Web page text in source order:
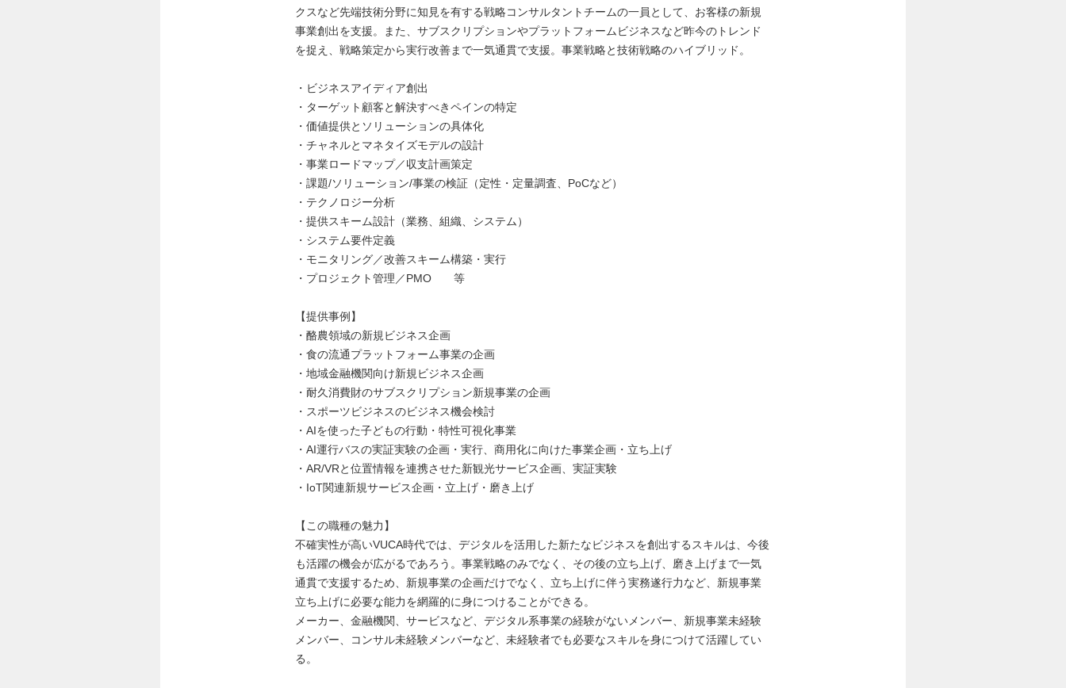
クスなど先端技術分野に知見を有する戦略コンサルタントチームの一員として、お客様の新規
事業創出を支援。また、サブスクリプションやプラットフォームビジネスなど昨今のトレンド
を捉え、戦略策定から実行改善まで一気通貫で支援。事業戦略と技術戦略のハイブリッド。
・ビジネスアイディア創出
・ターゲット顧客と解決すべきペインの特定
・価値提供とソリューションの具体化
・チャネルとマネタイズモデルの設計
・事業ロードマップ／収支計画策定
・課題/ソリューション/事業の検証（定性・定量調査、PoCなど）
・テクノロジー分析
・提供スキーム設計（業務、組織、システム）
・システム要件定義
・モニタリング／改善スキーム構築・実行
・プロジェクト管理／PMO 等
【提供事例】
・酪農領域の新規ビジネス企画
・食の流通プラットフォーム事業の企画
・地域金融機関向け新規ビジネス企画
・耐久消費財のサブスクリプション新規事業の企画
・スポーツビジネスのビジネス機会検討
・AIを使った子どもの行動・特性可視化事業
・AI運行バスの実証実験の企画・実行、商用化に向けた事業企画・立ち上げ
・AR/VRと位置情報を連携させた新観光サービス企画、実証実験
・IoT関連新規サービス企画・立上げ・磨き上げ
【この職種の魅力】
不確実性が高いVUCA時代では、デジタルを活用した新たなビジネスを創出するスキルは、今後
も活躍の機会が広がるであろう。事業戦略のみでなく、その後の立ち上げ、磨き上げまで一気
通貫で支援するため、新規事業の企画だけでなく、立ち上げに伴う実務遂行力など、新規事業
立ち上げに必要な能力を網羅的に身につけることができる。
メーカー、金融機関、サービスなど、デジタル系事業の経験がないメンバー、新規事業未経験
メンバー、コンサル未経験メンバーなど、未経験者でも必要なスキルを身につけて活躍してい
る。